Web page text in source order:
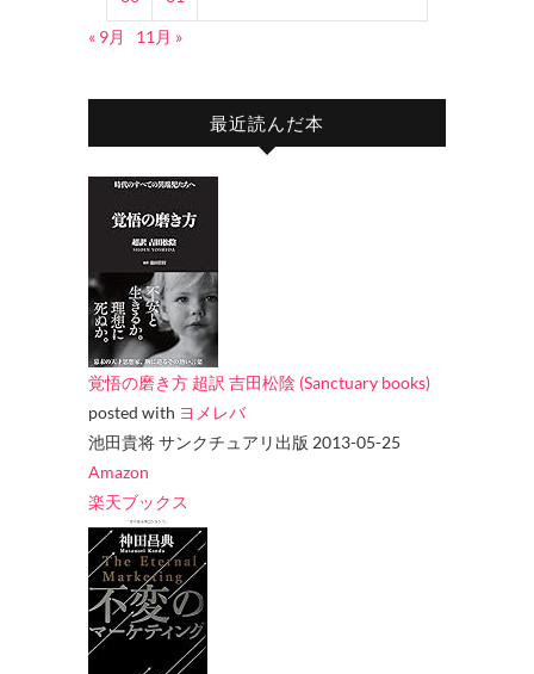
« 9月
11月 »
最近読んだ本
覚悟の磨き方 超訳 吉田松陰 (Sanctuary books)
posted with ヨメレバ
池田貴将 サンクチュアリ出版 2013-05-25
Amazon
楽天ブックス